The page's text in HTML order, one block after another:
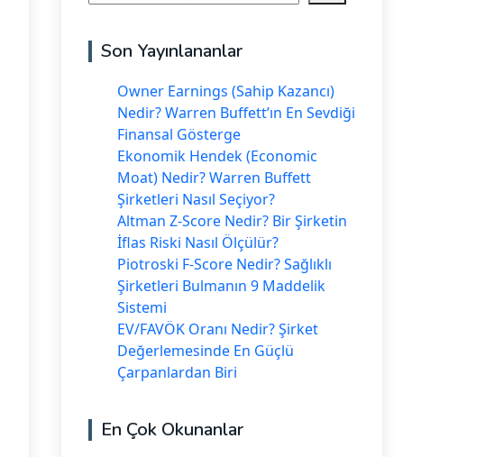
Son Yayınlananlar
Owner Earnings (Sahip Kazancı)
Nedir? Warren Buffett’ın En Sevdiği
Finansal Gösterge
Ekonomik Hendek (Economic
Moat) Nedir? Warren Buffett
Şirketleri Nasıl Seçiyor?
Altman Z-Score Nedir? Bir Şirketin
İflas Riski Nasıl Ölçülür?
Piotroski F-Score Nedir? Sağlıklı
Şirketleri Bulmanın 9 Maddelik
Sistemi
EV/FAVÖK Oranı Nedir? Şirket
Değerlemesinde En Güçlü
Çarpanlardan Biri
En Çok Okunanlar